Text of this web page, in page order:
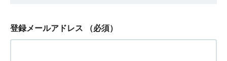
登録メールアドレス （必須）